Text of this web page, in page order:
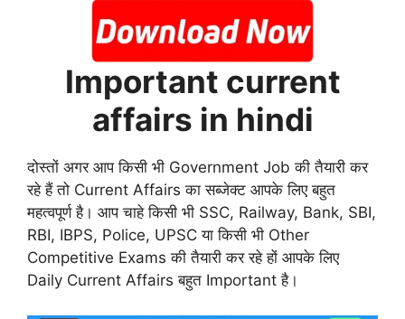
Important current
affairs in hindi
दोस्तों अगर आप किसी भी Government Job की तैयारी कर
रहे हैं तो Current Affairs का सब्जेक्ट आपके लिए बहुत
महत्वपूर्ण है। आप चाहे किसी भी SSC, Railway, Bank, SBI,
RBI, IBPS, Police, UPSC या किसी भी Other
Competitive Exams की तैयारी कर रहे हों आपके लिए
Daily Current Affairs बहुत Important है।